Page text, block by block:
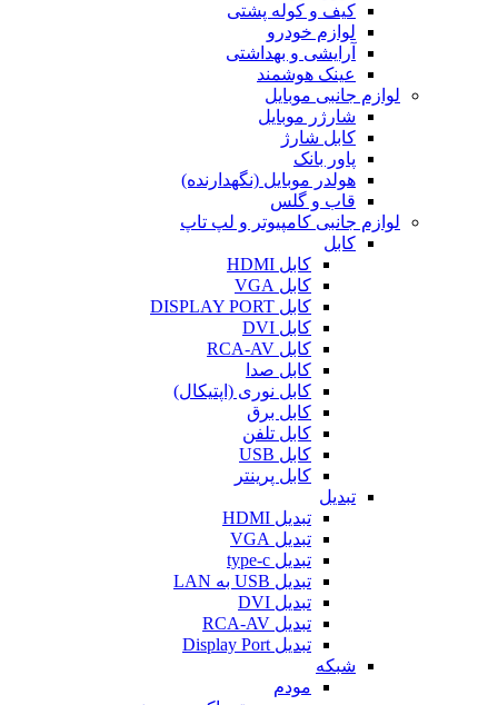
کیف و کوله پشتی
لوازم خودرو
آرایشی و بهداشتی
عینک هوشمند
لوازم جانبی موبایل
شارژر موبایل
کابل شارژ
پاور بانک
هولدر موبایل (نگهدارنده)
قاب و گلس
لوازم جانبی کامپیوتر و لپ تاپ
کابل
کابل HDMI
کابل VGA
کابل DISPLAY PORT
کابل DVI
کابل RCA-AV
کابل صدا
کابل نوری (اپتیکال)
کابل برق
کابل تلفن
کابل USB
کابل پرینتر
تبدیل
تبدیل HDMI
تبدیل VGA
تبدیل type-c
تبدیل USB به LAN
تبدیل DVI
تبدیل RCA-AV
تبدیل Display Port
شبکه
مودم